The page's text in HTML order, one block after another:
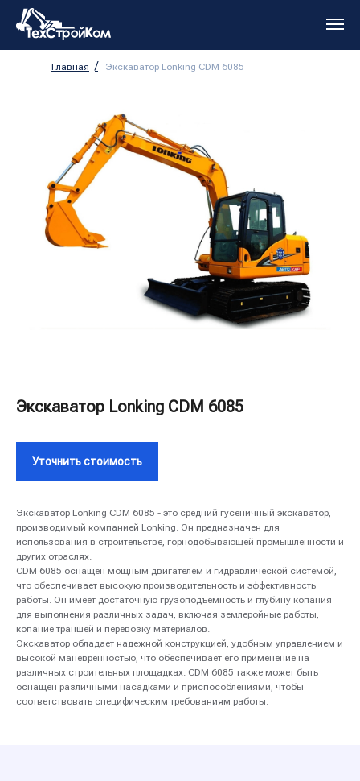
Главная / Экскаватор Lonking CDM 6085
Экскаватор Lonking CDM 6085
Уточнить стоимость
Экскаватор Lonking CDM 6085 - это средний гусеничный экскаватор,
производимый компанией Lonking. Он предназначен для
использования в строительстве, горнодобывающей промышленности и
других отраслях.
CDM 6085 оснащен мощным двигателем и гидравлической системой,
что обеспечивает высокую производительность и эффективность
работы. Он имеет достаточную грузоподъемность и глубину копания
для выполнения различных задач, включая землеройные работы,
копание траншей и перевозку материалов.
Экскаватор обладает надежной конструкцией, удобным управлением и
высокой маневренностью, что обеспечивает его применение на
различных строительных площадках. CDM 6085 также может быть
оснащен различными насадками и приспособлениями, чтобы
соответствовать специфическим требованиям работы.